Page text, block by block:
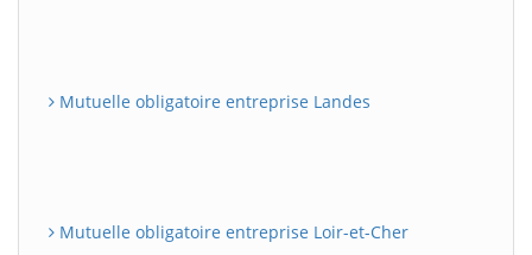
Mutuelle obligatoire entreprise Landes
Mutuelle obligatoire entreprise Loir-et-Cher